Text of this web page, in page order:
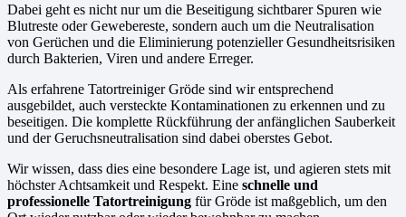
Dabei geht es nicht nur um die Beseitigung sichtbarer Spuren wie
Blutreste oder Gewebereste, sondern auch um die Neutralisation
von Gerüchen und die Eliminierung potenzieller Gesundheitsrisiken
durch Bakterien, Viren und andere Erreger.
Als erfahrene Tatortreiniger Gröde sind wir entsprechend
ausgebildet, auch versteckte Kontaminationen zu erkennen und zu
beseitigen. Die komplette Rückführung der anfänglichen Sauberkeit
und der Geruchsneutralisation sind dabei oberstes Gebot.
Wir wissen, dass dies eine besondere Lage ist, und agieren stets mit
höchster Achtsamkeit und Respekt. Eine schnelle und
professionelle Tatortreinigung für Gröde ist maßgeblich, um den